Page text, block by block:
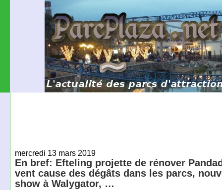
mercredi 13 mars 2019
En bref: Efteling projette de rénover
vent cause des dégâts dans les parcs,
show à Walygator, …